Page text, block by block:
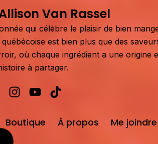
Van Rassel
qui célèbre le plaisir de bien
est bien plus que des
où chaque ingrédient a une origine
à partager.
Boutique À propos Me joindre